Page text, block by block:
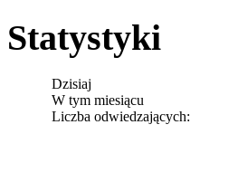
Statystyki
Dzisiaj
W tym miesiącu
Liczba odwiedzających: